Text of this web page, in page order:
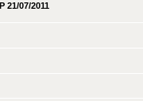
21/07/2011